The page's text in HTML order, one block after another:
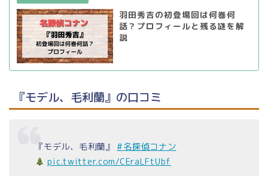
羽田秀吉の初登場回は何巻何
話？プロフィールと残る謎を解
説
『モデル、毛利蘭』の口コミ
『モデル、毛利蘭』#名探偵コナン
pic.twitter.com/CEraLFtUbf